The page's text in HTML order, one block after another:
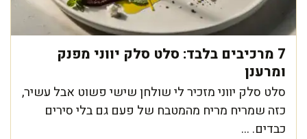
7 מרכיבים בלבד: סלט סלק יווני מפנק
ומרענן
סלט סלק יווני מזכיר לי שולחן שישי פשוט אבל עשיר,
כזה שמריח מריח מהמטבח של פעם גם בלי סירים
כבדים. ...